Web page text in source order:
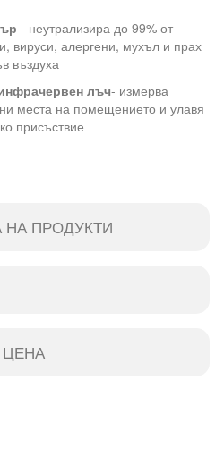
- неутрализира до 99% от
вируси, алергени, мухъл и прах
въздуха
лъч- измерва
места на помещението и улавя
присъствие
НА ПРОДУКТИ
ЦЕНА